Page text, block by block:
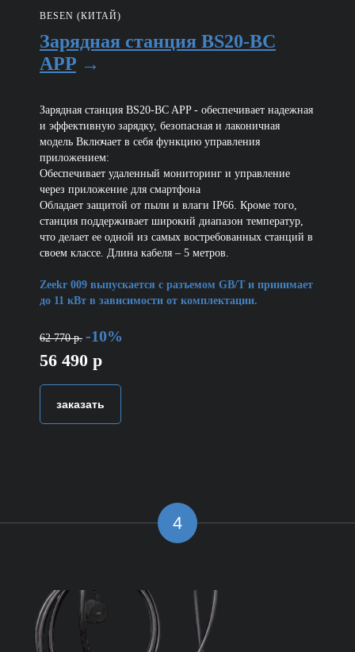
BESEN (КИТАЙ)
Зарядная станция BS20-BC
APP →
Зарядная станция BS20-BC APP - обеспечивает надежная
и эффективную зарядку, безопасная и лаконичная
модель Включает в себя функцию управления
приложением:
Обеспечивает удаленный мониторинг и управление
через приложение для смартфона
Обладает защитой от пыли и влаги IP66. Кроме того,
станция поддерживает широкий диапазон температур,
что делает ее одной из самых востребованных станций в
своем классе. Длина кабеля – 5 метров.
Zeekr 009 выпускается с разъемом GB/T и принимает
до 11 кВт в зависимости от комплектации.
62 770 р. -10%
56 490 р
заказать
4